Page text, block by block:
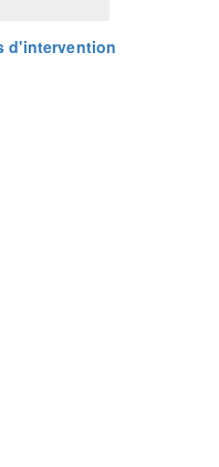
d'intervention